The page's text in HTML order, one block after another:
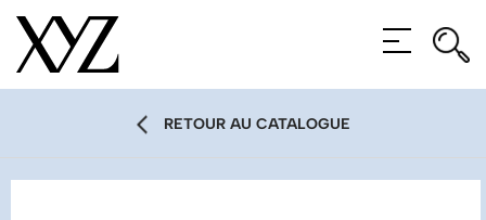
MENU
RETOUR AU CATALOGUE